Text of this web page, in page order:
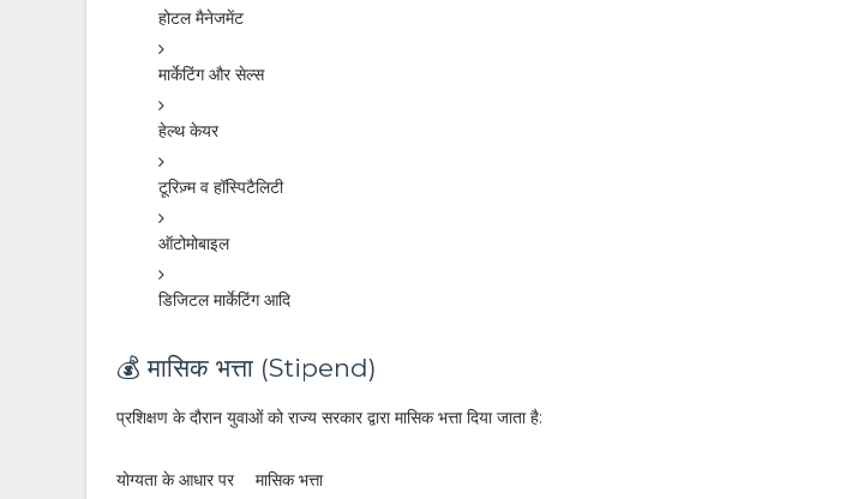
होटल मैनेजमेंट
मार्केटिंग और सेल्स
हेल्थ केयर
टूरिज़्म व हॉस्पिटैलिटी
ऑटोमोबाइल
डिजिटल मार्केटिंग आदि
💰 मासिक भत्ता (Stipend)
प्रशिक्षण के दौरान युवाओं को राज्य सरकार द्वारा मासिक भत्ता दिया जाता है:
योग्यता के आधार पर
मासिक भत्ता